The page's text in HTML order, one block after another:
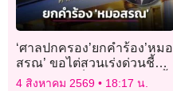
‘ศาลปกครอง’ยกคำร้อง’หมอ
สรณ’ ขอไต่สวนเร่งด่วนชี้
ไม่มีเหตุจำเป็น’หมอสุภัทร’จี้
4 สิงหาคม 2569 18:17 น.